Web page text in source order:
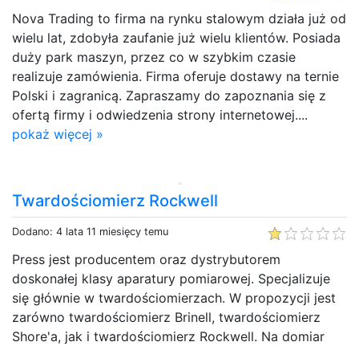
Nova Trading to firma na rynku stalowym działa już od
wielu lat, zdobyła zaufanie już wielu klientów. Posiada
duży park maszyn, przez co w szybkim czasie
realizuje zamówienia. Firma oferuje dostawy na ternie
Polski i zagranicą. Zapraszamy do zapoznania się z
ofertą firmy i odwiedzenia strony internetowej....
pokaż więcej »
Twardościomierz Rockwell
Dodano: 4 lata 11 miesięcy temu
Press jest producentem oraz dystrybutorem
doskonałej klasy aparatury pomiarowej. Specjalizuje
się głównie w twardościomierzach. W propozycji jest
zarówno twardościomierz Brinell, twardościomierz
Shore'a, jak i twardościomierz Rockwell. Na domiar